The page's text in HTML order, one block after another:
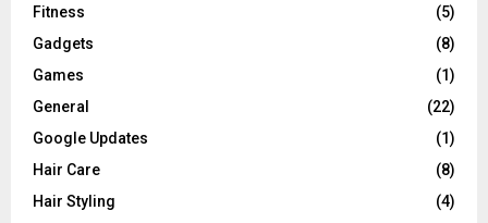
Fitness
(5)
Gadgets
(8)
Games
(1)
General
(22)
Google Updates
(1)
Hair Care
(8)
Hair Styling
(4)